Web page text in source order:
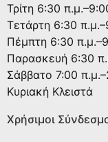
Τρίτη 6:30
Τετάρτη 6:30
Πέμπτη 6:30
Παρασκευή 6:30
Σάββατο 7:00
Κυριακή Κλειστά
Χρήσιμοι